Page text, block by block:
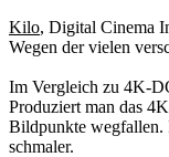
Kilo, Digital Cinema
Wegen der vielen
Im Vergleich zu 4K-
Produziert man das
Bildpunkte wegfallen.
schmaler.